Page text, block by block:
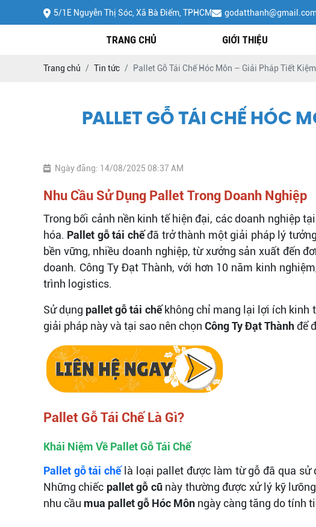
5/1E Nguyễn Thị Sóc, Xã Bà Điểm, TPHCM
TRANG CHỦ GIỚI THIỆU
Trang chủ Tin tức Pallet Gỗ Tái Chế Hóc Môn – Giải Pháp Tiết
PALLET GỖ TÁI CHẾ HÓC
Ngày đăng: 14/08/2025 08:37 AM
Nhu Cầu Sử Dụng Pallet Trong Doanh Nghiệp
Trong bối cảnh nền kinh tế hiện đại, các doanh nghiệp
hóa. Pallet gỗ tái chếđã trở thành một giải pháp lý
bền vững, nhiều doanh nghiệp, từ xưởng sản xuất đến
doanh. Công Ty Đạt Thành, với hơn 10 năm kinh
trình logistics.
Sử dụng pallet gỗ tái chếkhông chỉ mang lại lợi ích kinh
giải pháp này và tại sao nên chọn Công Ty Đạt Thànhđể
Pallet Gỗ Tái Chế Là Gì?
Khái Niệm Về Pallet Gỗ Tái Chế
Pallet gỗ tái chếlà loại pallet được làm từ gỗ đã qua sử
Những chiếc pallet gỗ cũnày thường được xử lý kỹ
nhu cầu mua pallet gỗ Hóc Môn ngày càng tăng do tính